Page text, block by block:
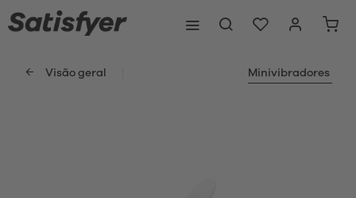
Visão geral Minivibradores